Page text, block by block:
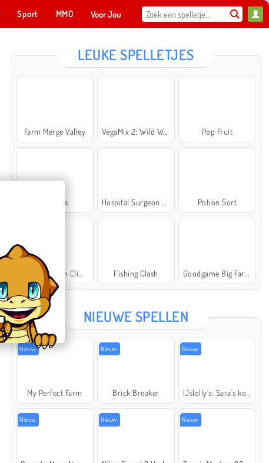
Sport MMO Voor Jou
Cross Stitch Masters
Star Stable
LEUKE SPELLETJES
Farm Merge Valley VegaMix 2: Wild West Pop Fruit
Bubbits Potion Sort
Fishing Clash
NIEUWE SPELLEN
Nieuw
My Perfect Farm
Nieuw
Brick Breaker
Nieuw
Nieuw Nieuw Nieuw